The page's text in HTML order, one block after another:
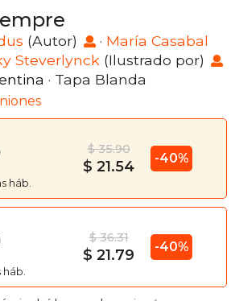
(Autor) · María Casabal
Steverlynck (Ilustrado por)
· Tapa Blanda
háb.
$ 35.90
$ 21.54 -40%
háb.
$ 36.31
$ 21.79 -40%